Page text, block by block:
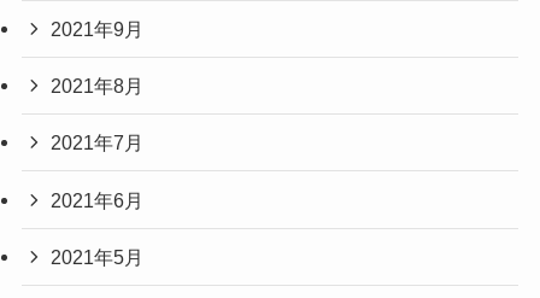
2021年9月
2021年8月
2021年7月
2021年6月
2021年5月